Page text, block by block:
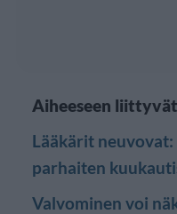
Aiheeseen liittyvät
Lääkärit
parhaiten
Valvominen voi